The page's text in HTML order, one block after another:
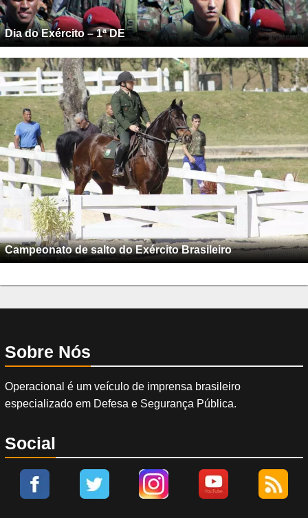
Dia do Exército – 1ª DE
Campeonato de salto do Exército Brasileiro
Sobre Nós
Operacional é um veículo de imprensa brasileiro
especializado em Defesa e Segurança Pública.
Social